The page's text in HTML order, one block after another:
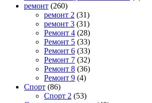
ремонт (260)
ремонт 2 (31)
ремонт 3 (31)
Ремонт 4 (28)
Ремонт 5 (33)
Ремонт 6 (33)
Ремонт 7 (32)
Ремонт 8 (36)
Ремонт 9 (4)
Спорт (86)
Спорт 2 (53)